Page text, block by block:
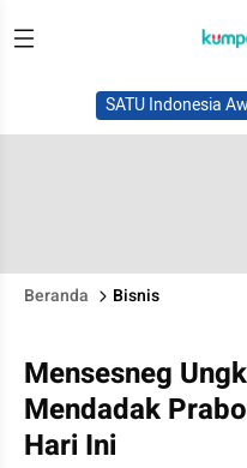
SATU Indonesia
Beranda Bisnis
Mensesneg
Mendadak
Hari Ini